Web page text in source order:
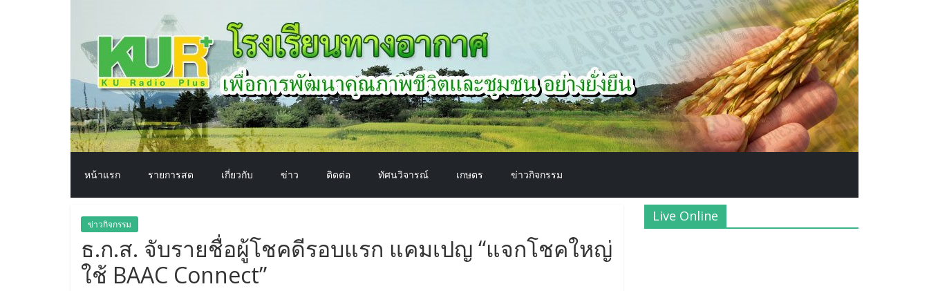
โรงเรียน
ทาง
อากาศ​
เพื่อ
พัฒนา
คุณภาพ
ชีวิต
หน้าแรก รายการสด เกี่ยวกับ ข่าว ติดต่อ ทัศนวิจารณ์ เกษตร ข่าวกิจกรรม
ข่าวกิจกรรม
ธ.ก.ส. จับรายชื่อผู้โชคดีรอบแรก แคมเปญ “แจกโชคใหญ่
ใช้ BAAC Connect”
Live Online